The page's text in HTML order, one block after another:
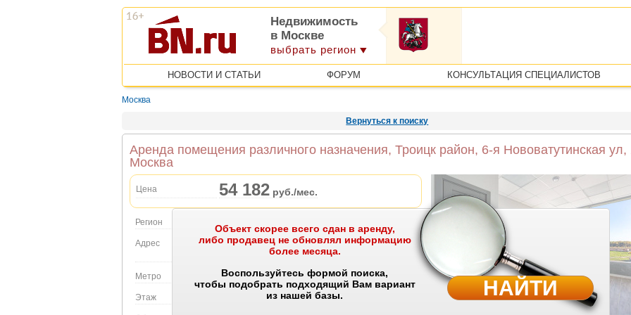
Недвижимость
в Москве
выбрать регион
НОВОСТИ И СТАТЬИ ФОРУМ КОНСУЛЬТАЦИЯ СПЕЦИАЛИСТОВ
Москва
Вернуться к поиску
Объект скорее всего сдан в аренду,
либо продавец не обновлял информацию
более месяца.
Воспользуйтесь формой поиска,
чтобы подобрать подходящий Вам вариант
из нашей базы.
НАЙТИ
Аренда помещения различного назначения, Троицк район, 6-я Нововатутинская ул,
Москва
Цена 54 182 руб./мес.
Регион
Адрес
Троицк район, 6-я Нововатутинская ул, 2
Объект на карте
Метро Ольховая
Этаж 3 этаж в 5-этажном доме